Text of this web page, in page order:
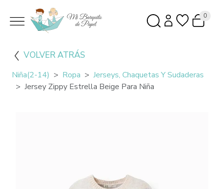
0
VOLVER ATRÁS
Niña(2-14) Ropa
Jerseys, Chaquetas Y Sudaderas
Jersey Zippy Estrella Beige Para Niña